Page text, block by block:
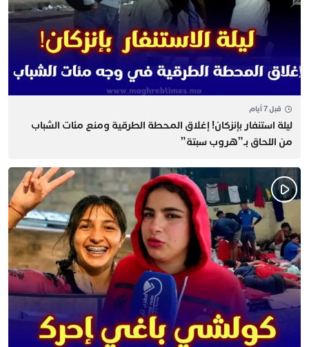
قبل 7 أيام
​ليلة استنفار بإنزكان! إغلاق المحطة الطرقية ومنع مئات الشباب
من اللحاق بـ”هروب سبتة”